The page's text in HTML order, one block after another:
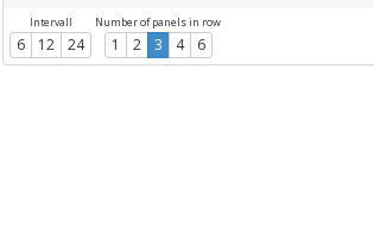
Intervall
6 12 24
Number of panels in row
1 2 3 4 6